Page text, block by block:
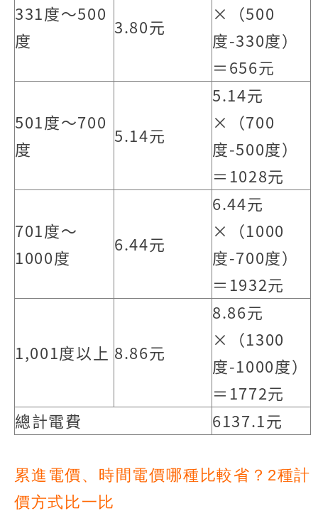
331度～500
度
3.80元
×（500
度-330度）
＝656元
501度～700
度
5.14元
5.14元
×（700
度-500度）
＝1028元
701度～
1000度
6.44元
6.44元
×（1000
度-700度）
＝1932元
1,001度以上 8.86元
8.86元
×（1300
度-1000度）
＝1772元
總計電費
6137.1元
累進電價、時間電價哪種比較省？2種計
價方式比一比